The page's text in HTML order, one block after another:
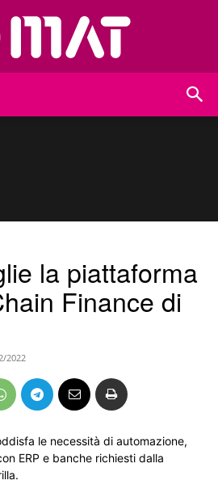
la piattaforma
Finance di
2022
le necessità di automazione,
ERP e banche richiesti dalla